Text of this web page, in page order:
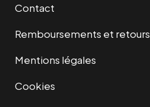
Contact
Remboursements et retours
Mentions légales
Cookies